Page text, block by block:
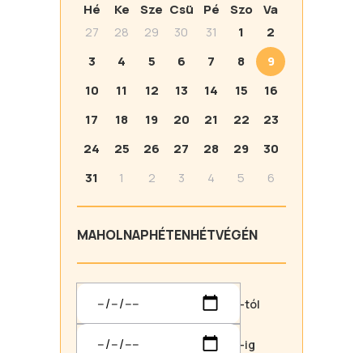
Hé
Ke Sze Csü Pé Szo
Va
27
28 29 30 31 1
2
3
4 5 6 7 8
9
10
11 12 13 14 15
16
17
18 19 20 21 22
23
24
25 26 27 28 29
30
31
1 2 3 4 5 6
MAHOLNAPHÉTENHÉTVÉGÉN
-tól
-ig